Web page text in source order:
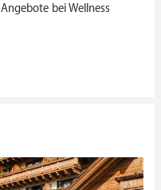
bei Wellness